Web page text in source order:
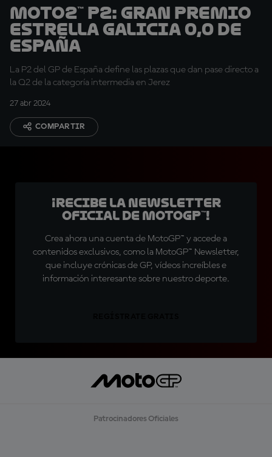
Moto2™ P2: Gran Premio
Estrella Galicia 0,0 de
España
La P2 del GP de España define las plazas que dan pase directo a
la Q2 de la categoría intermedia en Jerez
27 abr 2024
COMPARTIR
¡Recibe la Newsletter
oficial de MotoGP™!
Crea ahora una cuenta de MotoGP™ y accede a
contenidos exclusivos, como la MotoGP™ Newsletter,
que incluye crónicas de GP, vídeos increíbles e
información interesante sobre nuestro deporte.
Patrocinadores Oficiales